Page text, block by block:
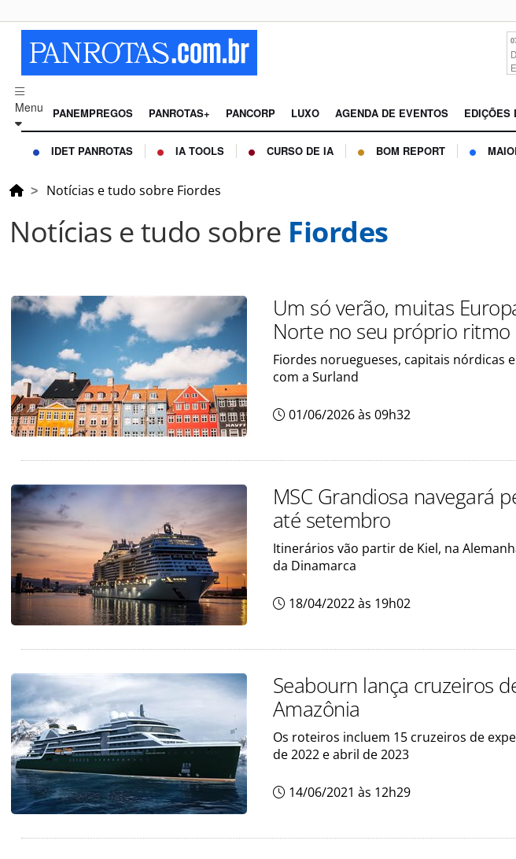
Menu PANEMPREGOS PANROTAS+ PANCORP LUXO AGENDA DE EVENTOS EDIÇÕES
IDET PANROTAS IA TOOLS CURSO DE IA BOM REPORT
Notícias e tudo sobre Fiordes
Notícias e tudo sobre Fiordes
Um só verão, muitas
Norte no seu próprio ritmo
Fiordes noruegueses, capitais nórdicas
com a Surland
01/06/2026 às 09h32
MSC Grandiosa navegará
até setembro
Itinerários vão partir de Kiel, na
da Dinamarca
18/04/2022 às 19h02
Seabourn lança cruzeiros
Amazônia
Os roteiros incluem 15 cruzeiros de
de 2022 e abril de 2023
14/06/2021 às 12h29